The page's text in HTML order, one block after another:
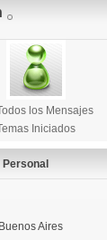
los Mensajes
Iniciados
Aires